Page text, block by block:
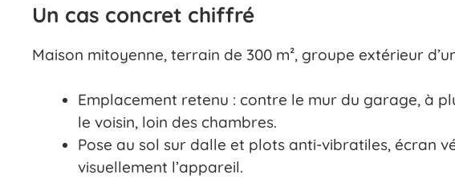
Un cas concret chiffré
Maison mitoyenne, terrain de 300 m², groupe extérieur
Emplacement retenu : contre le mur du garage, à
le voisin, loin des chambres.
Pose au sol sur dalle et plots anti-vibratiles, écran
visuellement l’appareil.